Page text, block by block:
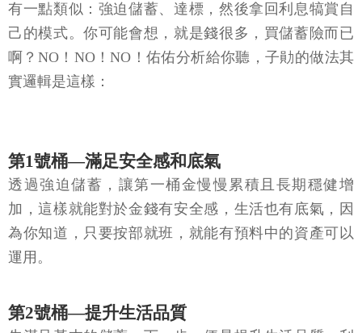
有一點類似：強迫儲蓄、達標，然後拿回利息犒賞自
己的模式。你可能會想，就是錢很多，買儲蓄險而已
啊？NO！NO！NO！佑佑分析給你聽，子勛的做法其
實邏輯是這樣：
第1號桶—滿足安全感和底氣
透過強迫儲蓄，讓第一桶金慢慢累積且長期穩健增
加，這樣就能對於金錢有安全感，生活也有底氣，因
為你知道，只要按部就班，就能有預料中的資產可以
運用。
第2號桶—提升生活品質